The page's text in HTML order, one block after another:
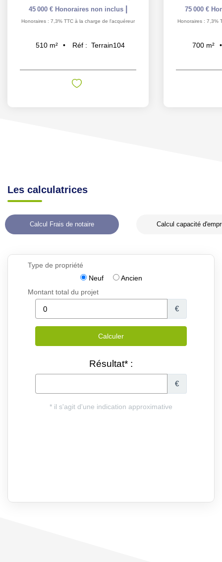
45 000 € Honoraires non inclus
Honoraires : 7,3% TTC à la charge de l'acquéreur
510 m² Réf : Terrain104
75 000 €
Honoraires : 7,3%
700 m²
Les calculatrices
Calcul Frais de notaire Calcul capacité